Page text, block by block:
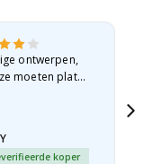
ontwerpen,
moeten plat
koper